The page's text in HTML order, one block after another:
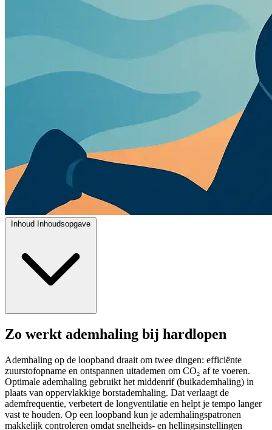
Inhoud Inhoudsopgave
Zo werkt ademhaling bij hardlopen
Ademhaling op de loopband draait om twee dingen: efficiënte
zuurstofopname en ontspannen uitademen om CO₂ af te voeren.
Optimale ademhaling gebruikt het middenrif (buikademhaling) in
plaats van oppervlakkige borstademhaling. Dat verlaagt de
ademfrequentie, verbetert de longventilatie en helpt je tempo langer
vast te houden. Op een loopband kun je ademhalingspatronen
makkelijk controleren omdat snelheids- en hellingsinstellingen